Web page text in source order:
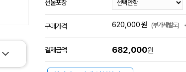
선물포장
구매가격 620,000원 (부가세별도)
결제금액 682,000원